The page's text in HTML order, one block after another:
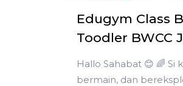
Edugym Class
Toodler BWCC
Hallo Sahabat 😊 🌈 Si
bermain, dan